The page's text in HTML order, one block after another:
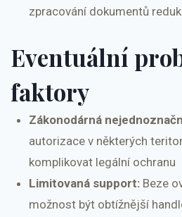
zpracování dokumentů
Eventuální
faktory
Zákonodárná
autorizace v některých
komplikovat legální ochranu
Limitovaná support:Beze
možnost být obtížnější